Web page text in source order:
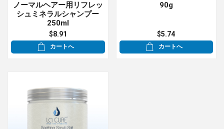
ノーマルヘアー用リフレッ
シュミネラルシャンプー
250ml
$8.91
カートへ
90g
$5.74
カートへ